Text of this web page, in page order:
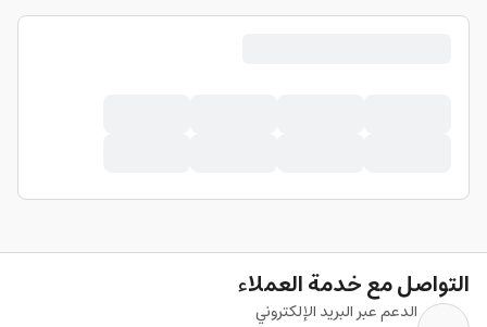
التواصل مع خدمة العملاء
الدعم عبر البريد الإلكتروني